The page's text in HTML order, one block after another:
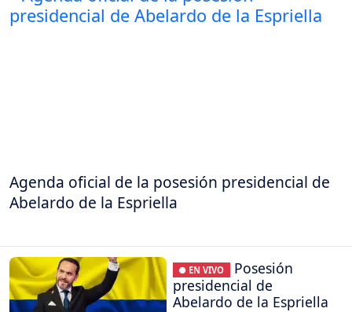
Agenda oficial de la posesión presidencial de
Abelardo de la Espriella
● EN VIVO
Posesión
presidencial de
Abelardo de la Espriella